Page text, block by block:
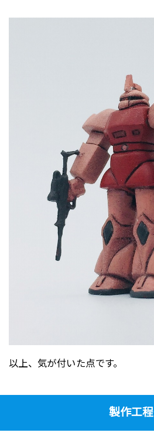
以上、気が付いた点です。
製作工程